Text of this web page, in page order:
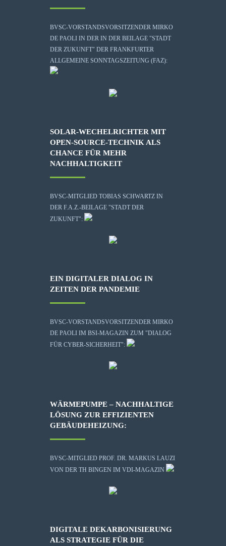
BVSC-VORSTANDSVORSITZENDER MIRKO
DE PAOLI IN DER IN DER BEILAGE "STADT
DER ZUKUNFT" DER FRANKFURTER
ALLGEMEINE SONNTAGSZEITUNG (FAZ):
SOLAR-WECHELRICHTER MIT
OPEN-SOURCE-TECHNIK ALS
CHANCE FÜR MEHR
NACHHALTIGKEIT
BVSC-MITGLIED TOBIAS SCHWARTZ IN
DER F.A.Z.-BEILAGE "STADT DER
ZUKUNFT":
EIN DIGITALER DIALOG IN
ZEITEN DER PANDEMIE
BVSC-VORSTANDSVORSITZENDER MIRKO
DE PAOLI IM BSI-MAGAZIN ZUM "DIALOG
FÜR CYBER-SICHERHEIT":
WÄRMEPUMPE – NACHHALTIGE
LÖSUNG ZUR EFFIZIENTEN
GEBÄUDEHEIZUNG:
BVSC-MITGLIED PROF. DR. MARKUS LAUZI
VON DER TH BINGEN IM VDI-MAGAZIN
DIGITALE DEKARBONISIERUNG
ALS STRATEGIE FÜR DIE